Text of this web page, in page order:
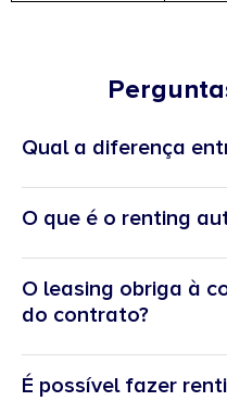
Qual a diferença
locação financeira
opção de
O que é o renting
O leasing obriga à
do contrato?
É possível fazer